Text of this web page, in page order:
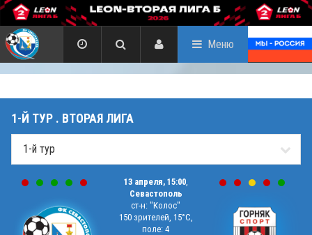
Меню
1-Й ТУР . ВТОРАЯ ЛИГА
13 апреля, 15:00,
Севастополь
ст-н: "Колос"
150 зрителей, 15°C,
поле: 4